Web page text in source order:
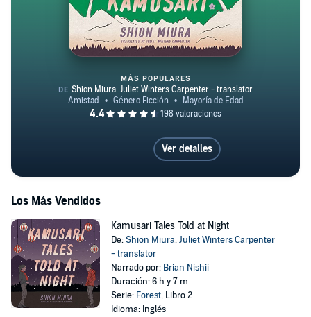
The Easy Life in Kamusari
MÁS POPULARES
Ver detalles
Los Más Vendidos
Kamusari Tales Told at Night
De:Shion Miura,Juliet Winters Carpenter
- translator
Narrado por: Brian Nishii
Duración: 6 h y 7 m
Serie: Forest, Libro 2
Idioma: Inglés